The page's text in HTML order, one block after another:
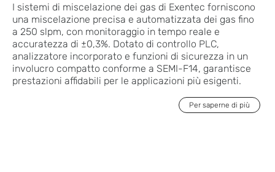
I sistemi di miscelazione dei gas di Exentec forniscono
una miscelazione precisa e automatizzata dei gas fino
a 250 slpm, con monitoraggio in tempo reale e
accuratezza di ±0,3%. Dotato di controllo PLC,
analizzatore incorporato e funzioni di sicurezza in un
involucro compatto conforme a SEMI-F14, garantisce
prestazioni affidabili per le applicazioni più esigenti.
Per saperne di più